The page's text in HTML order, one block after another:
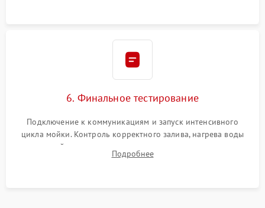
6. Финальное тестирование
Подключение к коммуникациям и запуск интенсивного
цикла мойки. Контроль корректного залива, нагрева воды
до нужной температуры, отсутствия посторонних шумов,
штатного слива и абсолютной сухости в поддоне.
Подробнее